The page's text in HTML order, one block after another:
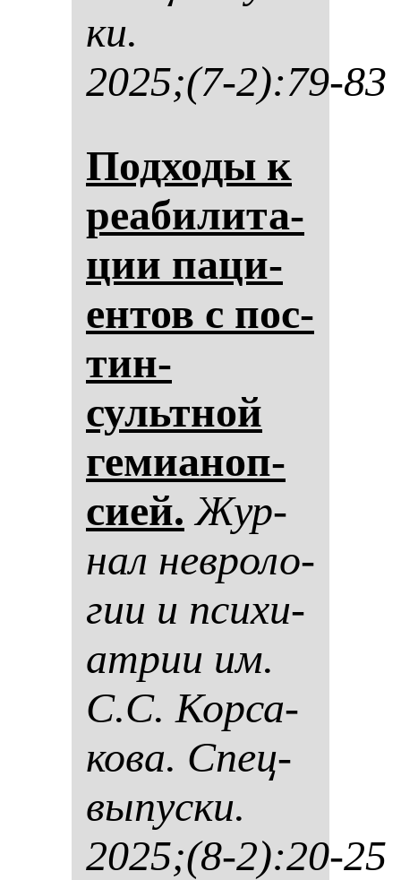
ки.
2025;(7-2):79-83
Под­хо­ды к
ре­аби­ли­та­
ции па­ци­
ен­тов с пос­
тин­
сультной
ге­ми­аноп­
си­ей. Жур­
нал нев­ро­ло­
гии и пси­хи­
ат­рии им.
С.С. Кор­са­
ко­ва. Спец­
вы­пус­ки.
2025;(8-2):20-25